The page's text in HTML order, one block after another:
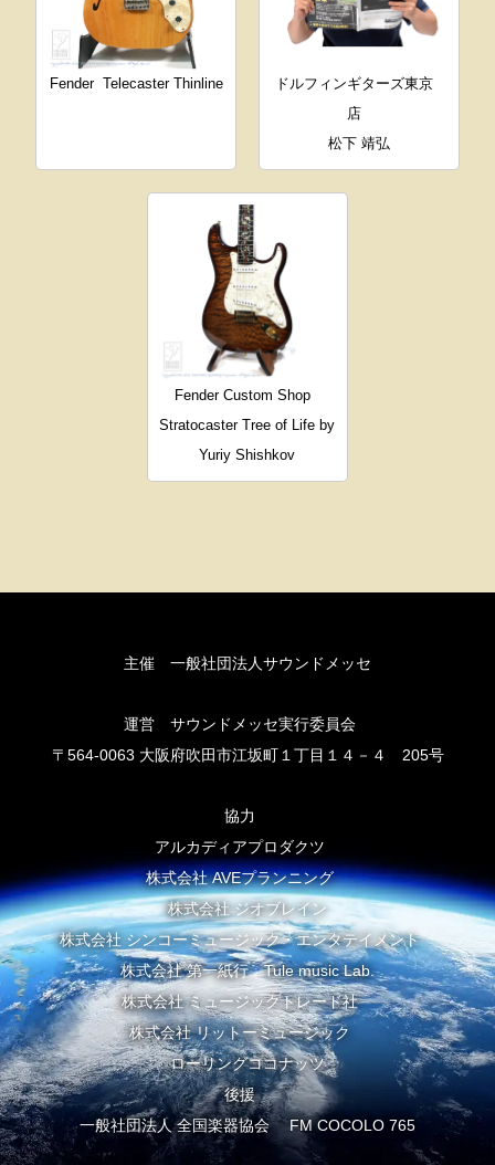
Fender Telecaster Thinline
ドルフィンギターズ東京
店
松下 靖弘
Fender Custom Shop
Stratocaster Tree of Life by
Yuriy Shishkov
主催 一般社団法人サウンドメッセ
運営 サウンドメッセ実行委員会
〒564-0063 大阪府吹田市江坂町１丁目１４－４ 205号
協力
アルカディアプロダクツ
株式会社 AVEプランニング
株式会社 ジオブレイン
株式会社 シンコーミュージック・エンタテイメント
株式会社 第一紙行 Tule music Lab.
株式会社 ミュージックトレード社
株式会社 リットーミュージック
ローリングココナッツ
後援
一般社団法人 全国楽器協会 FM COCOLO 765